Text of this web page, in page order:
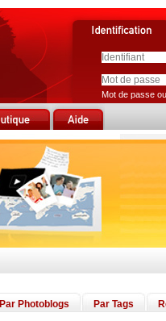
Mot de passe
Par Photoblogs Par Tags